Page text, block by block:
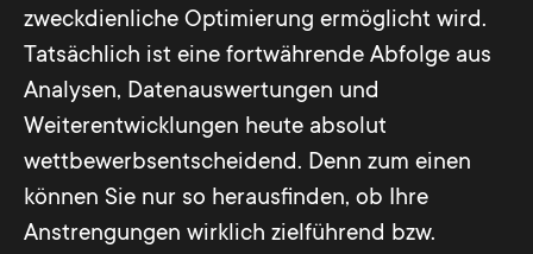
zweckdienliche Optimierung ermöglicht wird.
Tatsächlich ist eine fortwährende Abfolge aus
Analysen, Datenauswertungen und
Weiterentwicklungen heute absolut
wettbewerbsentscheidend. Denn zum einen
können Sie nur so herausfinden, ob Ihre
Anstrengungen wirklich zielführend bzw.